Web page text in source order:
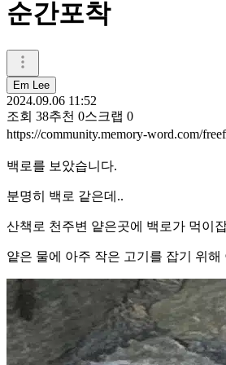
순간포착
Em Lee
2024.09.06 11:52
조회 38추천 0스크랩 0
https://community.memory-word.com/
백로를 보았습니다.
분명히 백로 같은데..
산책로 천주변 얕은곳에 백로가 먹이
얕은 물에 아주 작은 고기를 잡기 위